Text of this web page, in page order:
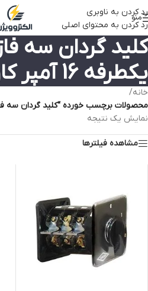
رد کردن به ناوبری
رد کردن به محتوای اصلی
منو
کلید گردان سه
یکطرفه 16 آمپر کاوه
خانه/
محصولات برچسب خورده “کلید گردان سه فاز و نول
نمایش یک نتیجه
مشاهده فیلترها